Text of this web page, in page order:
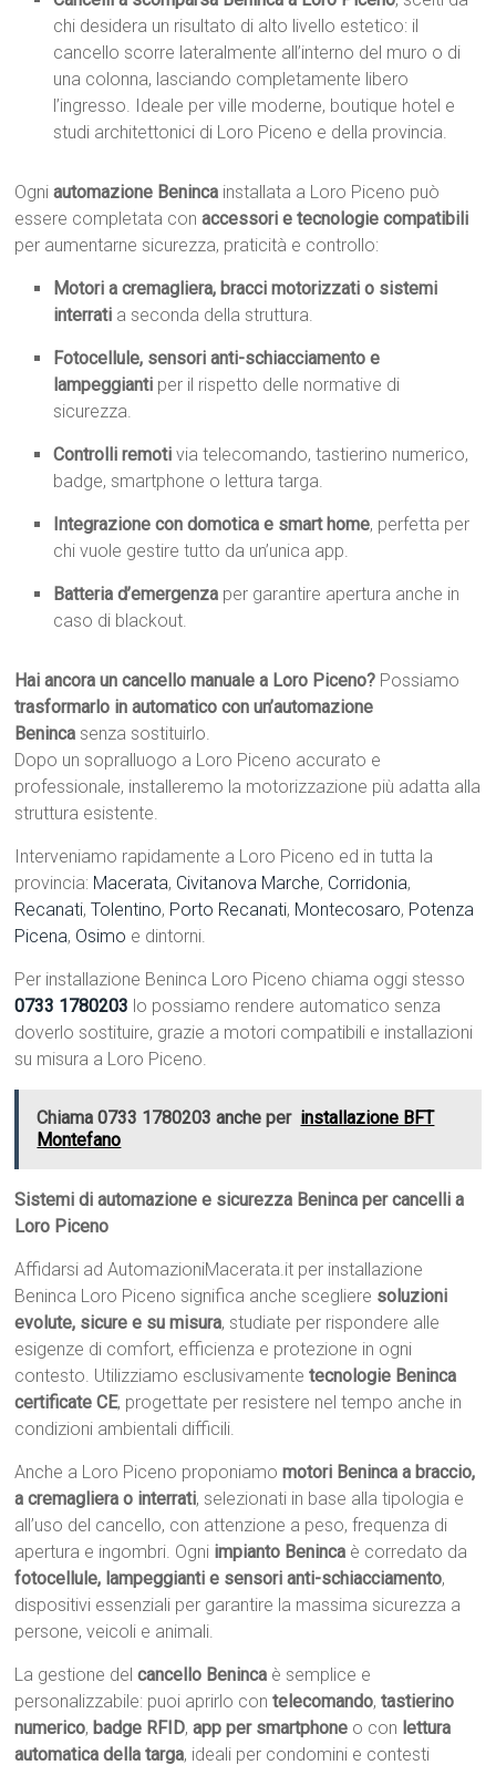
chi desidera un risultato di alto livello estetico: il
cancello scorre lateralmente all’interno del muro o di
una colonna, lasciando completamente libero
l’ingresso. Ideale per ville moderne, boutique hotel e
studi architettonici di Loro Piceno e della provincia.
Ogniautomazione Beninca installata a Loro Piceno può
essere completata conaccessori e tecnologie compatibili
per aumentarne sicurezza, praticità e controllo:
Motori a cremagliera, bracci motorizzati o sistemi
interrati a seconda della struttura.
Fotocellule, sensori anti-schiacciamento e
lampeggianti per il rispetto delle normative di
sicurezza.
Controlli remoti via telecomando, tastierino numerico,
badge, smartphone o lettura targa.
Integrazione con domotica e smart home, perfetta per
chi vuole gestire tutto da un’unica app.
Batteria d’emergenza per garantire apertura anche in
caso di blackout.
Hai ancora un cancello manuale a Loro Piceno? Possiamo
trasformarlo in automatico con un’automazione
Beninca senza sostituirlo.
Dopo un sopralluogo a Loro Piceno accurato e
professionale, installeremo la motorizzazione più adatta alla
struttura esistente.
Interveniamo rapidamente a Loro Piceno ed in tutta la
provincia: Macerata, Civitanova Marche, Corridonia,
Recanati,Tolentino, Porto Recanati, Montecosaro, Potenza
Picena, Osimo e dintorni.
Per installazione Beninca Loro Piceno chiama oggi stesso
0733 1780203 lo possiamo rendere automatico senza
doverlo sostituire, grazie a motori compatibili e installazioni
su misura a Loro Piceno.
Chiama 0733 1780203 anche per installazione BFT
Montefano
Sistemi di automazione e sicurezza Beninca per cancelli a
Loro Piceno
Affidarsi ad AutomazioniMacerata.it per installazione
Beninca Loro Piceno significa anche scegliere soluzioni
evolute, sicure e su misura, studiate per rispondere alle
esigenze di comfort, efficienza e protezione in ogni
contesto. Utilizziamo esclusivamentetecnologie Beninca
certificate CE, progettate per resistere nel tempo anche in
condizioni ambientali difficili.
Anche a Loro Piceno proponiamomotori Beninca a braccio,
a cremagliera o interrati, selezionati in base alla tipologia e
all’uso del cancello, con attenzione a peso, frequenza di
apertura e ingombri. Ogni impianto Beninca è corredato da
fotocellule, lampeggianti e sensori anti-schiacciamento,
dispositivi essenziali per garantire la massima sicurezza a
persone, veicoli e animali.
La gestione delcancello Beninca è semplice e
personalizzabile: puoi aprirlo contelecomando,tastierino
numerico, badge RFID,app per smartphone o con lettura
automatica della targa, ideali per condomini e contesti